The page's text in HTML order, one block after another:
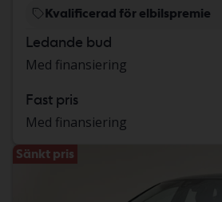
Kvalificerad för elbilspremie
Ledande bud
Med finansiering
Fast pris
Med finansiering
Sänkt pris